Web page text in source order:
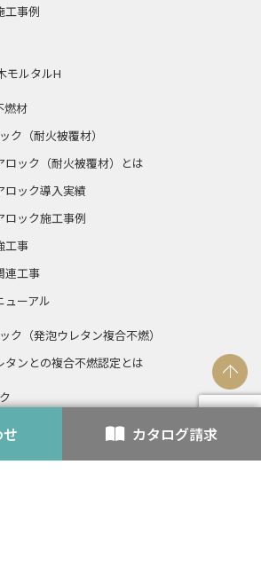
カタログ請求
工事例
モルタルH
燃材
ク（耐火被覆材）
ロック（耐火被覆材）とは
ロック導入実績
ロック施工事例
工事
連工事
ューアル
ク（発泡ウレタン複合不燃）
タンとの複合不燃認定とは